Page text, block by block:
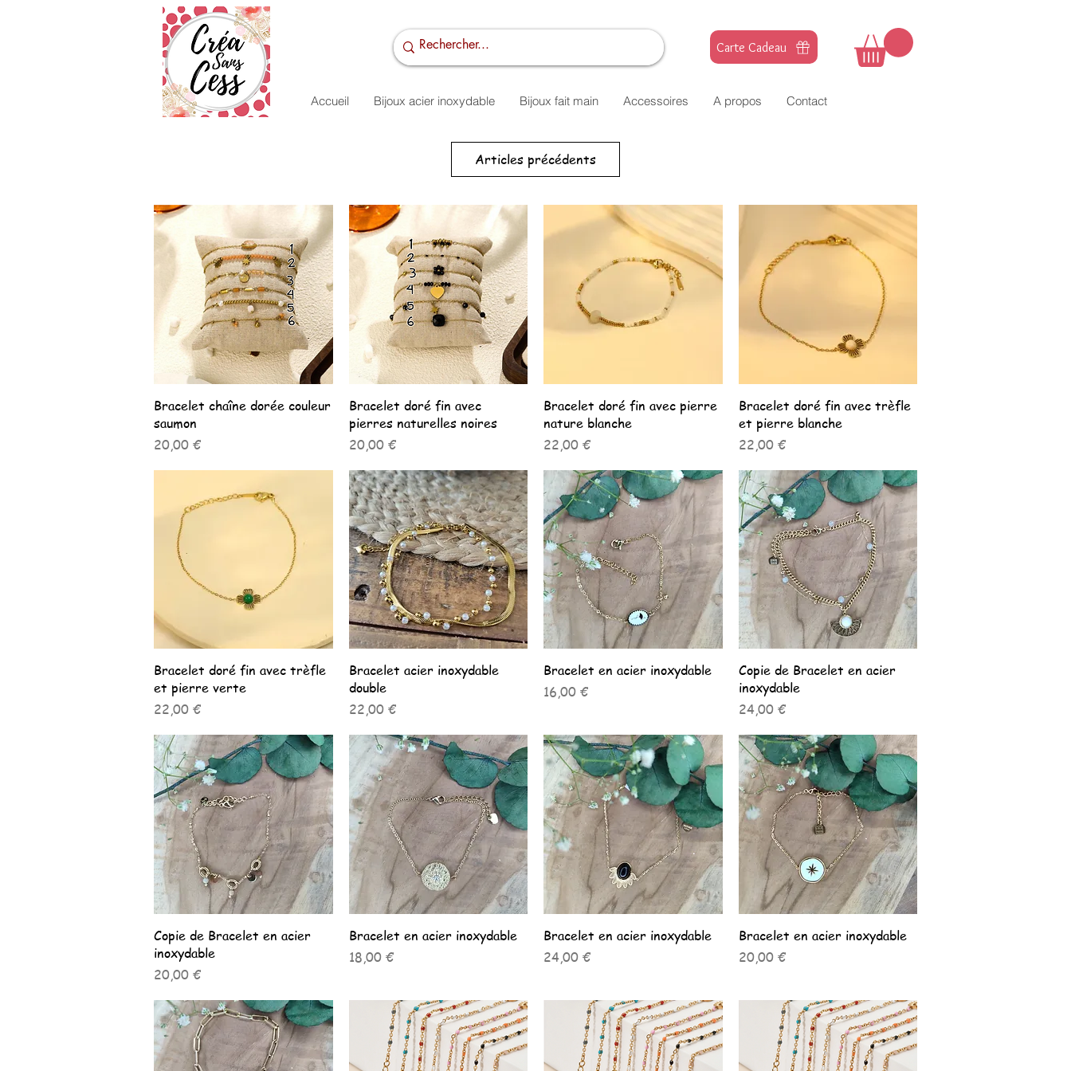
Carte Cadeau
Accueil Bijoux acier inoxydable Bijoux fait main Accessoires A propos Contact
Articles précédents
Aperçu rapide
Bracelet chaîne dorée couleur
saumon
Prix
20,00 €
Aperçu rapide
Bracelet doré fin avec
pierres naturelles noires
Prix
20,00 €
Aperçu rapide
Bracelet doré fin avec pierre
nature blanche
Prix
22,00 €
Aperçu rapide
Bracelet doré fin avec trèfle
et pierre blanche
Prix
22,00 €
Aperçu rapide
Bracelet doré fin avec trèfle
et pierre verte
Prix
22,00 €
Aperçu rapide
Bracelet acier inoxydable
double
Prix
22,00 €
Aperçu rapide
Bracelet en acier inoxydable
Prix
16,00 €
Aperçu rapide
Copie de Bracelet en acier
inoxydable
Prix
24,00 €
Aperçu rapide
Copie de Bracelet en acier
inoxydable
Prix
20,00 €
Aperçu rapide
Bracelet en acier inoxydable
Prix
18,00 €
Aperçu rapide
Bracelet en acier inoxydable
Prix
24,00 €
Aperçu rapide
Bracelet en acier inoxydable
Prix
20,00 €